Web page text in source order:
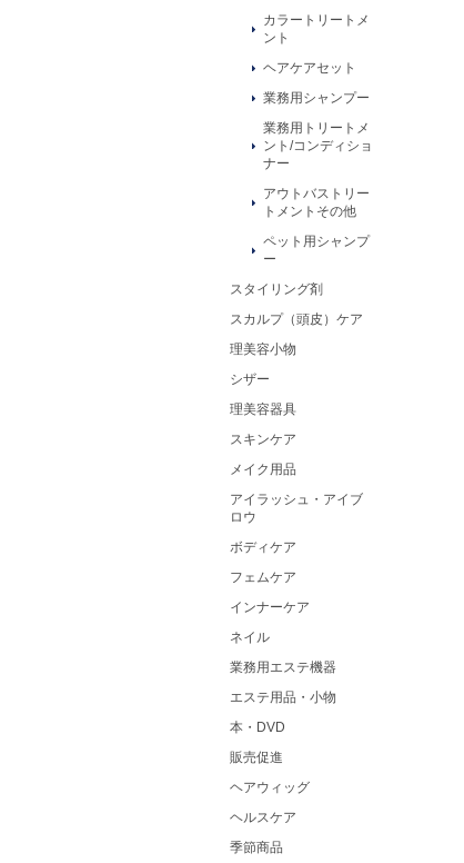
カラートリートメ
ント
ヘアケアセット
業務用シャンプー
業務用トリートメ
ント/コンディショ
ナー
アウトバストリー
トメントその他
ペット用シャンプ
ー
スタイリング剤
スカルプ（頭皮）ケア
理美容小物
シザー
理美容器具
スキンケア
メイク用品
アイラッシュ・アイブ
ロウ
ボディケア
フェムケア
インナーケア
ネイル
業務用エステ機器
エステ用品・小物
本・DVD
販売促進
ヘアウィッグ
ヘルスケア
季節商品